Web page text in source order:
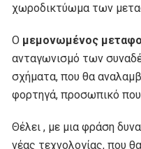
χωροδικτύωμα των
Ο μεμονωμένος
ανταγωνισμό των
σχήματα, που θα
φορτηγά, προσωπικό που
Θέλει , με μια φράση
νέας τεχνολογίας, που